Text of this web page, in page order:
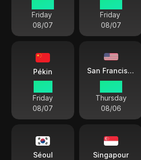
Friday
08/07
Friday
08/07
Pékin
Friday
08/07
San Francisco
Thursday
08/06
Séoul Singapour